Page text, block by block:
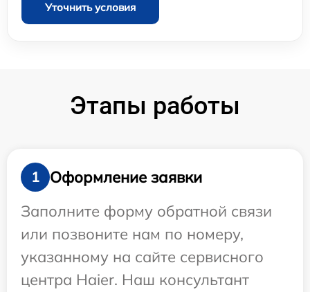
Уточнить условия
Этапы работы
1
Оформление заявки
Заполните форму обратной связи
или позвоните нам по номеру,
указанному на сайте сервисного
центра Haier. Наш консультант